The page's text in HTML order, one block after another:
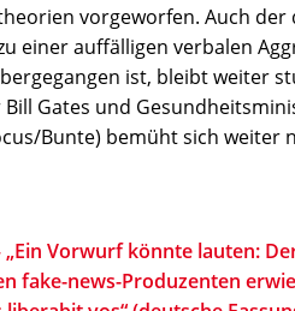
vorgeworfen. Auch
einer auffälligen verbalen
ist, bleibt weiter
Gates und
Bunte) bemüht sich weiter
„Ein Vorwurf könnte lauten:
fake-news-Produzenten